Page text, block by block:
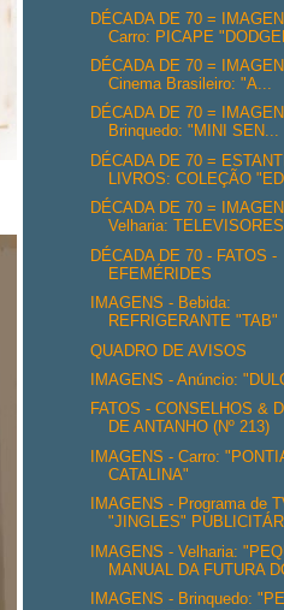
DÉCADA DE 70 =
Carro: PICAPE
DÉCADA DE 70 =
Cinema Brasileiro: "A...
DÉCADA DE 70 =
Brinquedo: "MINI SEN...
DÉCADA DE 70 =
LIVROS: COLEÇÃO
DÉCADA DE 70 =
Velharia:
DÉCADA DE 70 - FATOS -
EFEMÉRIDES
IMAGENS - Bebida:
REFRIGERANTE "TAB"
QUADRO DE AVISOS
IMAGENS - Anúncio:
FATOS - CONSELHOS &
DE ANTANHO (Nº 213)
IMAGENS - Carro:
CATALINA"
IMAGENS - Programa de
"JINGLES"
IMAGENS - Velharia:
MANUAL DA FUTURA
IMAGENS - Brinquedo: